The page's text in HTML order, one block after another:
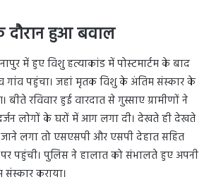
दौरान हुआ बवाल
में हुए विशु हत्याकांड में पोस्टमार्टम के बाद
गांव पहुंचा। जहां मृतक विशु के अंतिम संस्कार के
रविवार हुई वारदात से गुस्साए ग्रामीणों ने
लोगों के घरों में आग लगा दी। देखते ही देखते
लगा तो एसएसपी और एसपी देहात सहित
पहुंची। पुलिस ने हालात को संभालते हुए अपनी
कराया।